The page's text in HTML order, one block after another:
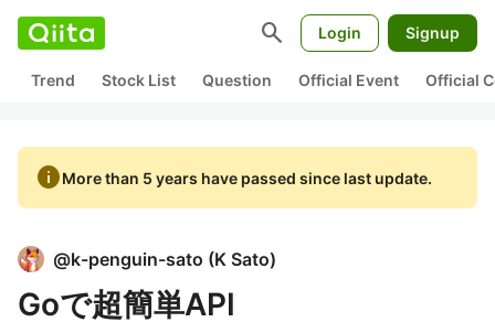
search Login Signup
Trend Stock List Question Official Event Official
infoMore than 5 years have passed since last update.
@k-penguin-sato (K Sato)
Goで超簡単API